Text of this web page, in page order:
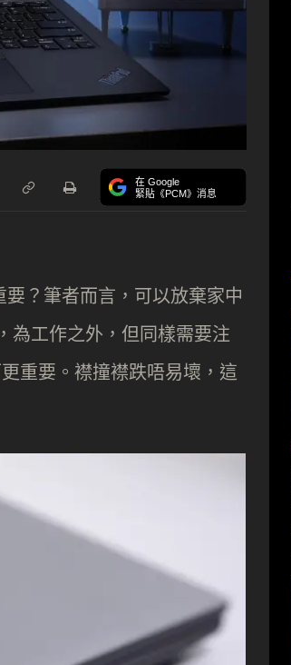
在 Google
緊貼《PCM》消息
？筆者而言，可以放棄家中
工作之外，但同樣需要注
重要。襟撞襟跌唔易壞，這